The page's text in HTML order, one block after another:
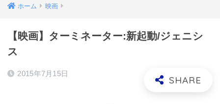
ホーム 映画
【映画】ターミネーター:新起動/ジェニシ
ス
2015年7月15日